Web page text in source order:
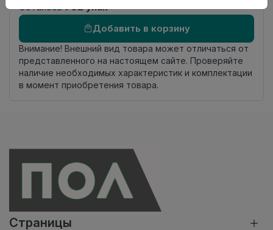
Осталось702 упак
Добавить в корзину
Внимание! Внешний вид товара может отличаться от
представленного на настоящем сайте. Проверяйте
наличие необходимых характеристик и комплектации
в момент приобретения товара.
Страницы